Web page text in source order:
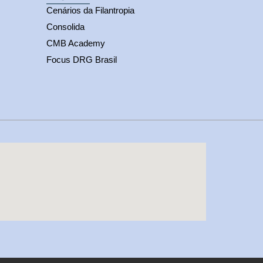
Cenários da Filantropia
Consolida
CMB Academy
Focus DRG Brasil